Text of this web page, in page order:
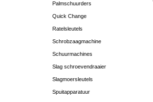
Palmschuurders
Quick Change
Ratelsleutels
Schrobzaagmachine
Schuurmachines
Slag schroevendraaier
Slagmoersleutels
Spuitapparatuur